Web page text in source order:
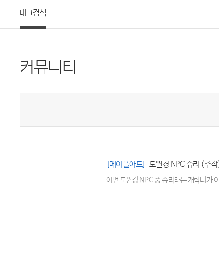
태그검색
커뮤니티
[메이플아트] 도원경 NPC 슈리 (주
이번 도원경 NPC 중 슈리라는 캐릭터가